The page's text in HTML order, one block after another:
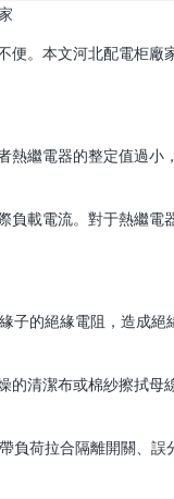
便。本文河北配電柜廠
熱繼電器的整定值過小
負載電流。對于熱繼電
子的絕緣電阻，造成絕
清潔布或棉紗擦拭母
負荷拉合隔離開關、誤